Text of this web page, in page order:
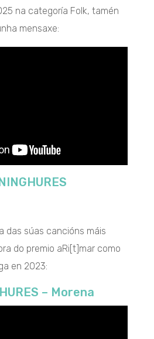
na categoría Folk, tamén
mensaxe:
das súas cancións máis
do premio aRi[t]mar como
en 2023:
– Morena